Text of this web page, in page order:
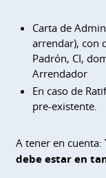
Carta de
arrendar), con
Padrón, CI,
Arrendador
En caso de
pre-existente.
A tener en cuenta:
debe estar en